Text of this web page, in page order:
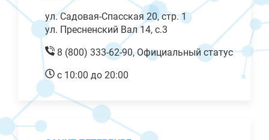
ул. Садовая-Спасская 20, стр. 1
ул. Пресненский Вал 14, с.3
8 (800) 333-62-90, Официальный статус
с 10:00 до 20:00